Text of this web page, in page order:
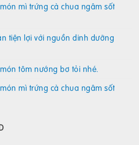
mì trứng cà chua ngâm sốt
tiện lợi với nguồn dinh dưỡng
tôm nướng bơ tỏi nhé.
mì trứng cà chua ngâm sốt